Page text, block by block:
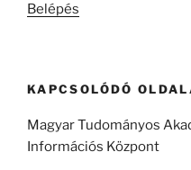
Belépés
KAPCSOLÓDÓ
Magyar Tudományos
Információs Központ